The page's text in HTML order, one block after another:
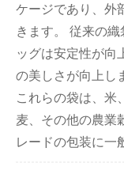
ケージであり、外
きます。 従来の
ッグは安定性が向
の美しさが向上し
これらの袋は、米
麦、その他の農業
レードの包装に一